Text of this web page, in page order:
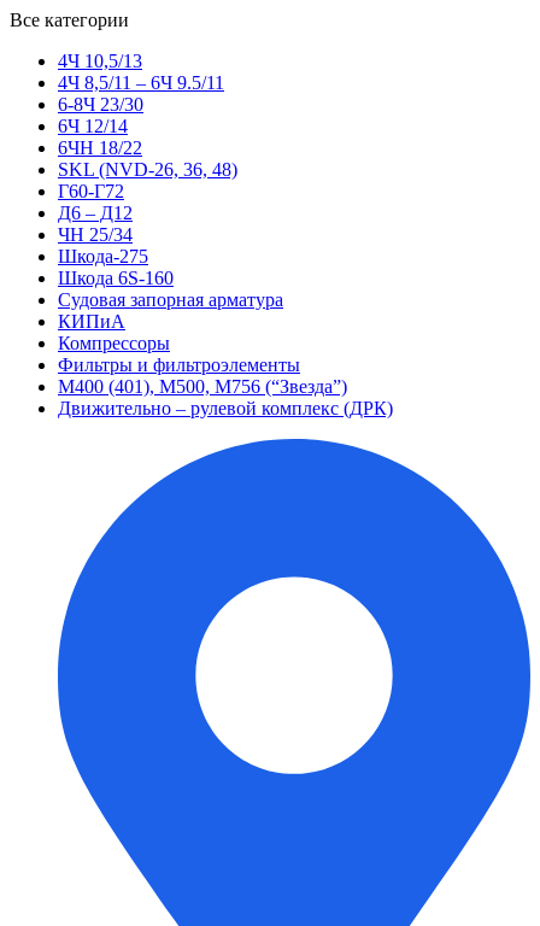
Все категории
4Ч 10,5/13
4Ч 8,5/11 – 6Ч 9.5/11
6-8Ч 23/30
6Ч 12/14
6ЧН 18/22
SKL (NVD-26, 36, 48)
Г60-Г72
Д6 – Д12
ЧН 25/34
Шкода-275
Шкода 6S-160
Судовая запорная арматура
КИПиА
Компрессоры
Фильтры и фильтроэлементы
М400 (401), М500, М756 (“Звезда”)
Движительно – рулевой комплекс (ДРК)